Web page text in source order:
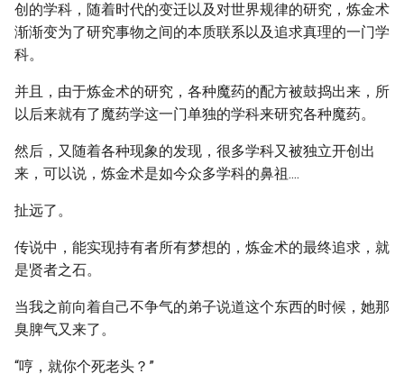
创的学科，随着时代的变迁以及对世界规律的研究，炼金术
渐渐变为了研究事物之间的本质联系以及追求真理的一门学
科。
并且，由于炼金术的研究，各种魔药的配方被鼓捣出来，所
以后来就有了魔药学这一门单独的学科来研究各种魔药。
然后，又随着各种现象的发现，很多学科又被独立开创出
来，可以说，炼金术是如今众多学科的鼻祖....
扯远了。
传说中，能实现持有者所有梦想的，炼金术的最终追求，就
是贤者之石。
当我之前向着自己不争气的弟子说道这个东西的时候，她那
臭脾气又来了。
“哼，就你个死老头？”